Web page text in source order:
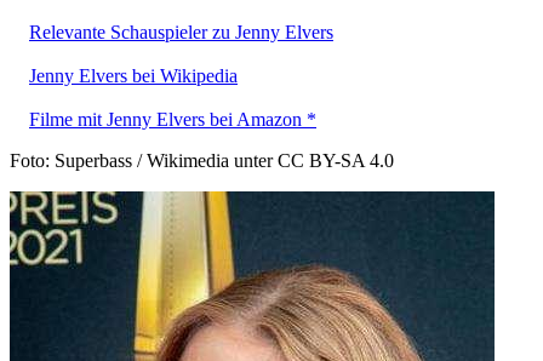
Relevante Schauspieler zu Jenny Elvers
Jenny Elvers bei Wikipedia
Filme mit Jenny Elvers bei Amazon *
Foto: Superbass / Wikimedia unter CC BY-SA 4.0